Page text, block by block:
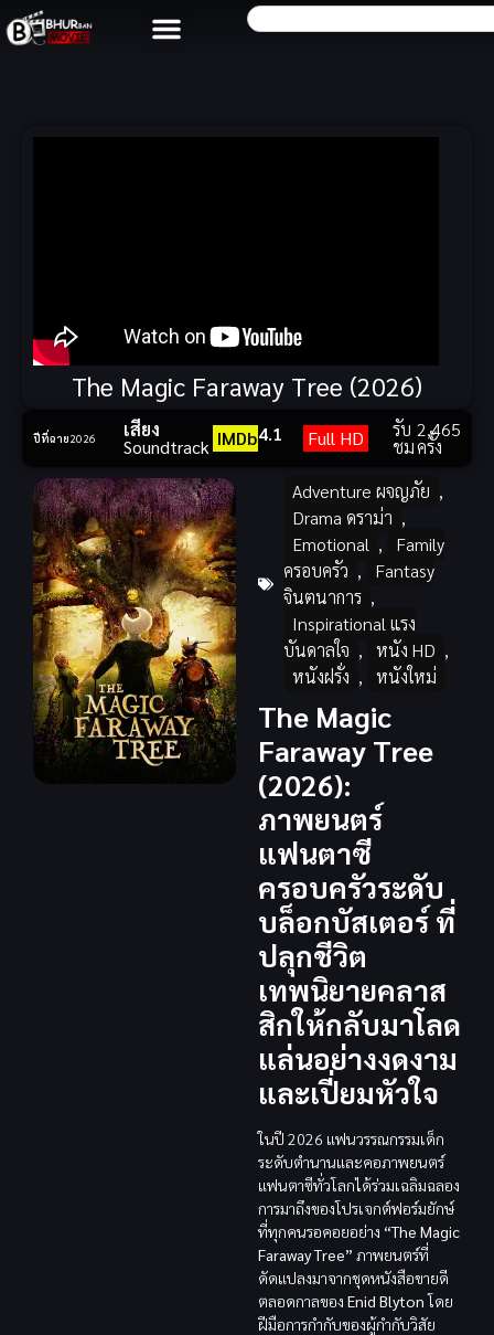
The Magic Faraway Tree (2026)
ปีที่ฉาย2026 เสียง
Soundtrack IMDb4.1 Full HD รับ
ชม
2,465
ครั้ง
Adventure ผจญภัย ,
Drama ดราม่า ,
Emotional ,
Family
ครอบครัว ,
Fantasy
จินตนาการ ,
Inspirational แรง
บันดาลใจ , หนัง HD ,
หนังฝรั่ง , หนังใหม่
The Magic
Faraway Tree
(2026):
ภาพยนตร์
แฟนตาซี
ครอบครัวระดับ
บล็อกบัสเตอร์ ที่
ปลุกชีวิต
เทพนิยายคลาส
สิกให้กลับมาโลด
แล่นอย่างงดงาม
และเปี่ยมหัวใจ
ในปี 2026 แฟนวรรณกรรมเด็ก
ระดับตำนานและคอภาพยนตร์
แฟนตาซีทั่วโลกได้ร่วมเฉลิมฉลอง
การมาถึงของโปรเจกต์ฟอร์มยักษ์
ที่ทุกคนรอคอยอย่าง “The Magic
Faraway Tree” ภาพยนตร์ที่
ดัดแปลงมาจากชุดหนังสือขายดี
ตลอดกาลของ Enid Blytonโดย
ฝีมือการกำกับของผู้กำกับวิสัย